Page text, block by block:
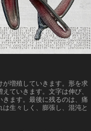
増殖していきます。形を求
ていきます。文字は伸び、
ます。最後に残るのは、痛
生々しく、膨張し、混沌と